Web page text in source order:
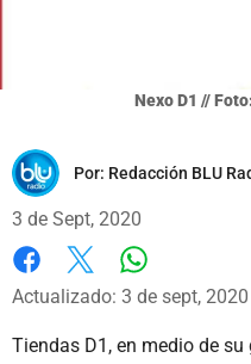
Nexo D1 //
Por: Redacción BLU
3 de Sept, 2020
Facebook
X
Actualizado: 3 de sept, 2020
Tiendas D1, en medio de